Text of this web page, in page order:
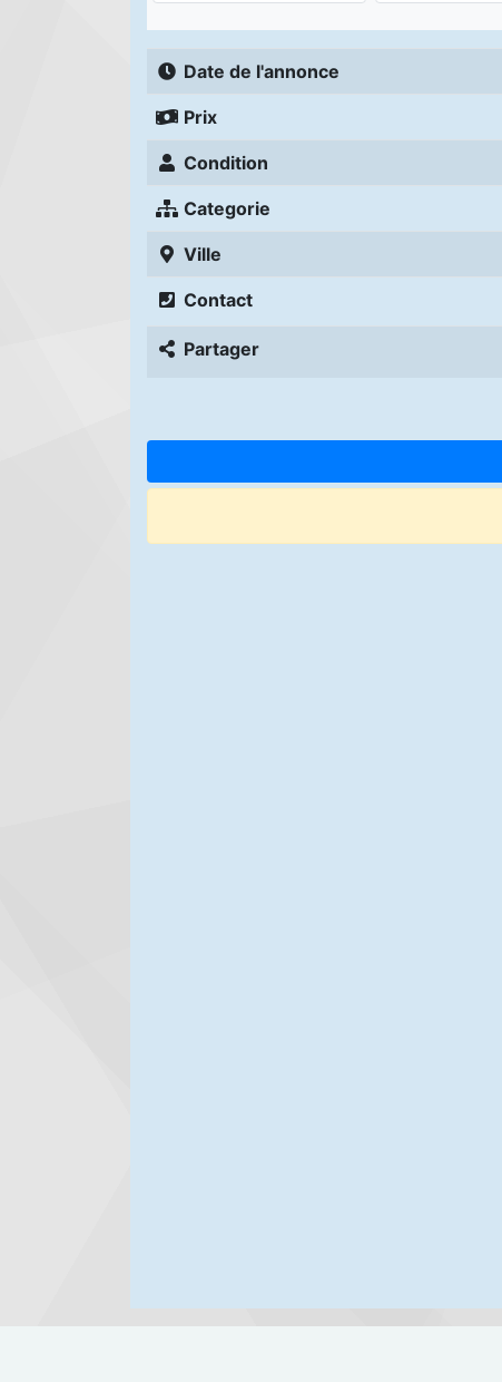
Date de l'annonce
Prix
Condition
Categorie
Ville
Contact
Partager